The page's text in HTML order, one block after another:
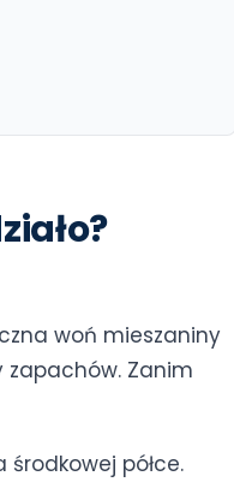
woń mieszaniny
Zanim
półce.